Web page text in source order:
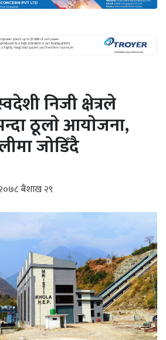
निजी क्षेत्रले
ठूलाे आयाेजना,
जोडिँदै
ब‌ैशाख २९